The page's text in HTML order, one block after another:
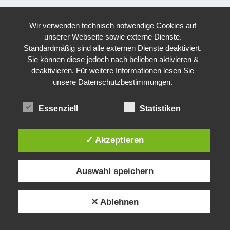
Wir verwenden technisch notwendige Cookies auf
unserer Webseite sowie externe Dienste.
Standardmäßig sind alle externen Dienste deaktiviert.
Sie können diese jedoch nach belieben aktivieren &
deaktivieren. Für weitere Informationen lesen Sie
unsere Datenschutzbestimmungen.
Essenziell Statistiken
✓ Akzeptieren
Auswahl speichern
✕ Ablehnen